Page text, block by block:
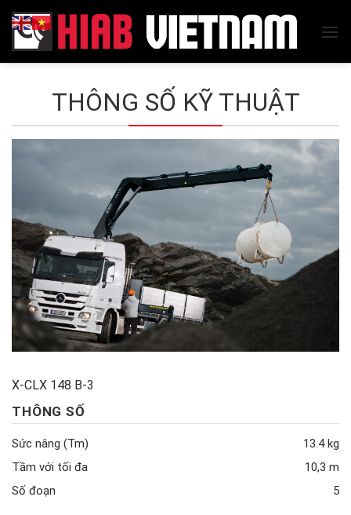
Skip
content
THÔNG SỐ KỸ THUẬT
X-CLX 148 B-3
THÔNG SỐ
Sức nâng (Tm)
13.4 kg
Tầm với tối đa
10,3 m
Số đoạn
5